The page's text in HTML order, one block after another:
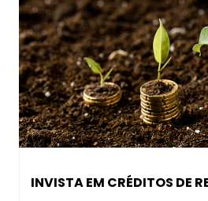
INVISTA EM CRÉDITOS DE